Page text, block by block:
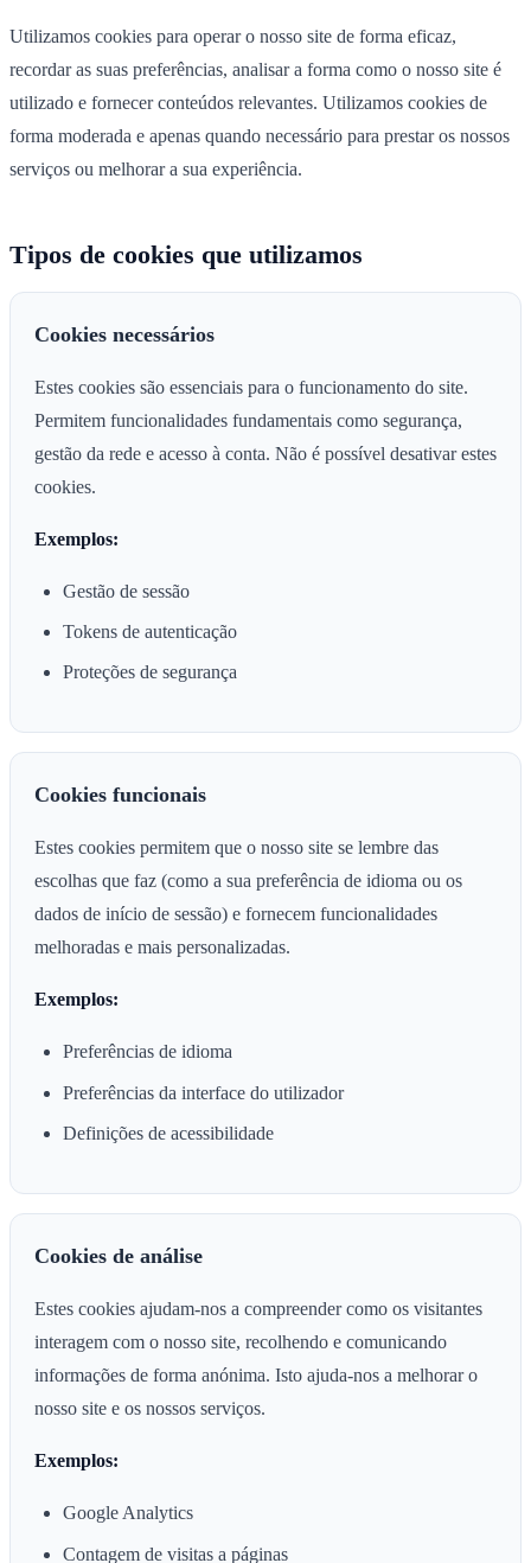
Utilizamos cookies para operar o nosso site de forma eficaz,
recordar as suas preferências, analisar a forma como o nosso site é
utilizado e fornecer conteúdos relevantes. Utilizamos cookies de
forma moderada e apenas quando necessário para prestar os nossos
serviços ou melhorar a sua experiência.
Tipos de cookies que utilizamos
Cookies necessários
Estes cookies são essenciais para o funcionamento do site.
Permitem funcionalidades fundamentais como segurança,
gestão da rede e acesso à conta. Não é possível desativar estes
cookies.
Exemplos:
Gestão de sessão
Tokens de autenticação
Proteções de segurança
Cookies funcionais
Estes cookies permitem que o nosso site se lembre das
escolhas que faz (como a sua preferência de idioma ou os
dados de início de sessão) e fornecem funcionalidades
melhoradas e mais personalizadas.
Exemplos:
Preferências de idioma
Preferências da interface do utilizador
Definições de acessibilidade
Cookies de análise
Estes cookies ajudam-nos a compreender como os visitantes
interagem com o nosso site, recolhendo e comunicando
informações de forma anónima. Isto ajuda-nos a melhorar o
nosso site e os nossos serviços.
Exemplos:
Google Analytics
Contagem de visitas a páginas